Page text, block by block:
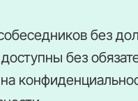
без
без